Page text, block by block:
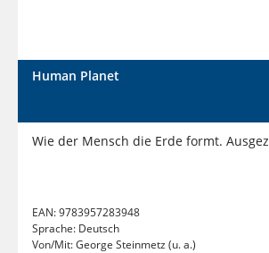
Human Planet
Wie der Mensch die Erde formt.
EAN:9783957283948
Sprache: Deutsch
Von/Mit:George Steinmetz (u. a.)